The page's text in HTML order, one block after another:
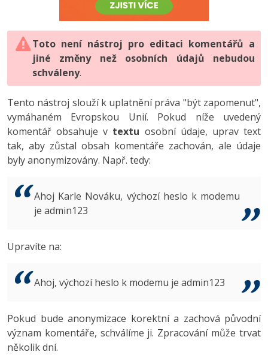
HTML5, CSS3, Bootstrap, SEO
SQL a databáze
Testování a verzování
UML a návrhové vzory
React
Spring
ASP.NET MVC
Best practices
PHP
JavaScript
Python
HTML / CSS
UML a návrhové vzory
MySQL/MariaDB
MS-SQL
Vývojář mobilních aplikací
C# Game developer
Tester
Systémový administrátor
3D grafik
Copywriter
WordPress specialista
-80%
JavaScript -80%
PHP -80%
Swift -80%
Kotlin -80%
VB.NET
Algoritmy -41%
Umělá inteligence (AI) -10%
Digitální gramotnost
Marketing
WordPress
SEO
UX
Business
Copywriting
Windows
Photoshop -80%
Adobe Illustrator -80%
Adobe Lightroom
Adobe XD
Adobe InDesign -25%
Adobe After Effects
Inkscape
Fórum
Toto není nástroj pro editaci komentářů a
jiné změny než osobních údajů nebudou
schváleny.
Tento nástroj slouží k uplatnění práva "být zapomenut",
vymáhaném Evropskou Unií. Pokud níže uvedený
komentář obsahuje v textu osobní údaje, uprav text
tak, aby zůstal obsah komentáře zachován, ale údaje
byly anonymizovány. Např. tedy:
Ahoj Karle Nováku, výchozí heslo k modemu
je admin123
Upravíte na:
Ahoj, výchozí heslo k modemu je admin123
Pokud bude anonymizace korektní a zachová původní
význam komentáře, schválíme ji. Zpracování může trvat
několik dní.